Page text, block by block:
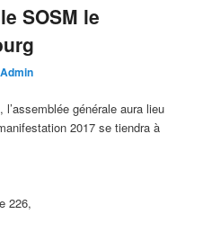
SOSM le
générale aura lieu
2017 se tiendra à
226,